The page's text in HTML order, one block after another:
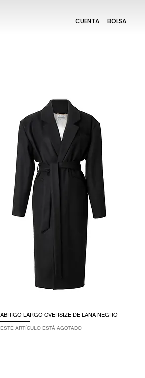
CUENTA BOLSA
ABRIGO LARGO OVERSIZE DE LANA NEGRO
ESTE ARTÍCULO ESTÁ AGOTADO